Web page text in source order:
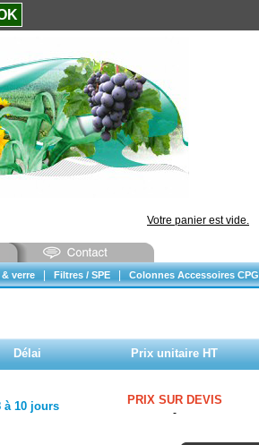
Votre panier est vide.
verre Filtres / SPE Colonnes Accessoires CPG
Délai Prix unitaire HT
à 10 jours PRIX SUR DEVIS
-